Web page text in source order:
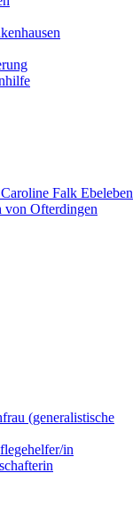
Falk Ebeleben
von Ofterdingen
(generalistische
in